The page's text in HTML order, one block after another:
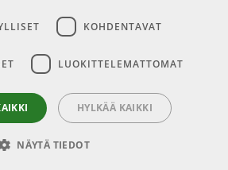
Y-tunnus: 1983522-7
La 10-15
KOHDENTAVAT
LUOKITTELEMATTOMAT
HYLKÄÄ KAIKKI
NÄYTÄ TIEDOT